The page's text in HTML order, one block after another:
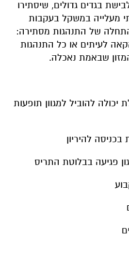
בגדים גדולים, שיסתירו
מעלייה במשקל בעקבות
של התנהגות מסתירה:
לעיתים או כל התנהגות
שבאמת נאכלה.
יכולה להוביל למגוון תופעות
בכניסה להיריון
פגיעה בבלוטת התריס